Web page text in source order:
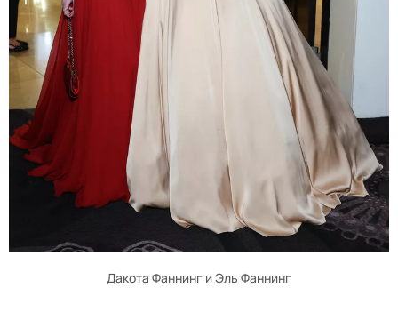
Дакота Фаннинг и Эль Фаннинг